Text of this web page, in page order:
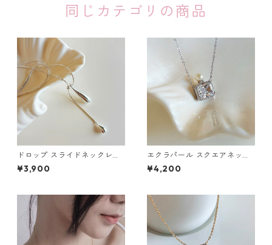
同じカテゴリの商品
ドロップ スライドネックレ
ス：678
¥3,900
エクラパール スクエアネック
レス：674
¥4,200